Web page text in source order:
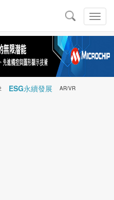
切
換
導
導
航
ESG永續發展 AR/VR